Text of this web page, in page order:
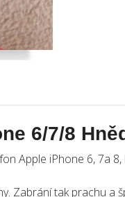
6/7/8
Apple iPhone 6, 7a
Zabrání tak prachu a